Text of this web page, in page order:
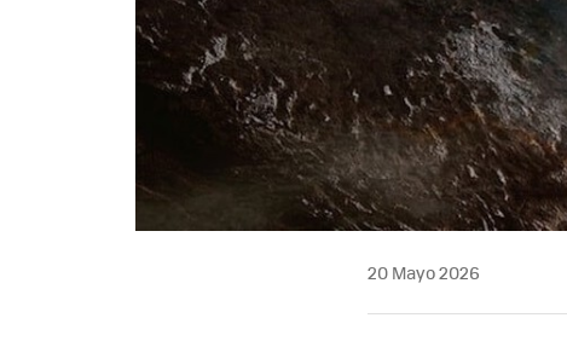
20 Mayo 2026